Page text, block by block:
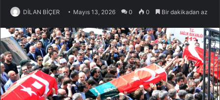
DİLAN BİÇER Mayıs 13, 2026 0 0 Bir dakikadan az